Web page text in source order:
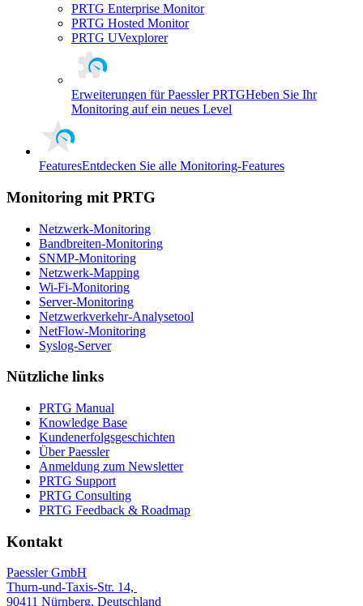
PRTG Enterprise Monitor
PRTG Hosted Monitor
PRTG UVexplorer
Erweiterungen für Paessler PRTGHeben Sie Ihr
Monitoring auf ein neues Level
FeaturesEntdecken Sie alle Monitoring-Features
Monitoring mit PRTG
Netzwerk-Monitoring
Bandbreiten-Monitoring
SNMP-Monitoring
Netzwerk-Mapping
Wi-Fi-Monitoring
Server-Monitoring
Netzwerkverkehr-Analysetool
NetFlow-Monitoring
Syslog-Server
Nützliche links
PRTG Manual
Knowledge Base
Kundenerfolgsgeschichten
Über Paessler
Anmeldung zum Newsletter
PRTG Support
PRTG Consulting
PRTG Feedback & Roadmap
Kontakt
Paessler GmbH
Thurn-und-Taxis-Str. 14,
90411 Nürnberg, Deutschland